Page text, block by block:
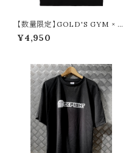
【数量限定】GOLD'S GYM × E
XFIGHT コットンスラブタンク
¥4,950